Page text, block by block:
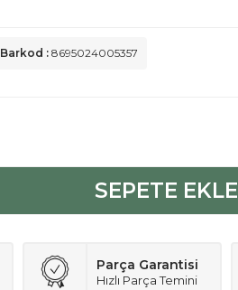
Barkod :8695024005357
SEPETE EKLE
Parça Garantisi
Hızlı Parça Temini